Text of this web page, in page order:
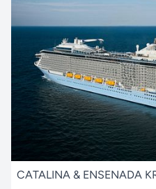
CATALINA & ENSENADA